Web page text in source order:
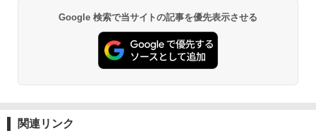
Google 検索で当サイトの記事を優先表示させる
関連リンク